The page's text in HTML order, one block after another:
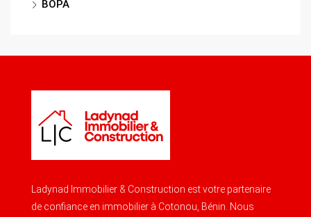
BOPA
Ladynad Immobilier & Construction est votre partenaire
de confiance en immobilier à Cotonou, Bénin. Nous